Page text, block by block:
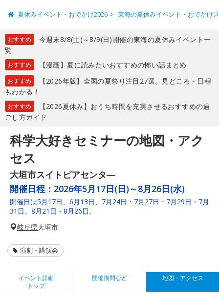
夏休みイベント・おでかけ2026 東海の夏休みイベント・おでかけ
おすすめ
今週末8/8(土)～8/9(日)開催の東海の夏休みイベント一
覧
おすすめ 【漫画】夏に読みたいおすすめの怖い話まとめ
おすすめ
【2026年版】全国の夏祭り注目27選。見どころ・日程
もわかる！
おすすめ
【2026夏休み】おうち時間を充実させるおすすめの過
ごし方ガイド
科学大好きセミナーの地図・アク
セス
大垣市スイトピアセンタ―
開催日程： 2026年5月17日(日)～8月26日(水)
開催日は5月17日、6月13日、7月24日・7月27日・7月29日・7月
31日、8月21日・8月26日。
岐阜県大垣市
演劇・講演会
イベント詳細
トップ
開催期間など 地図・アクセス